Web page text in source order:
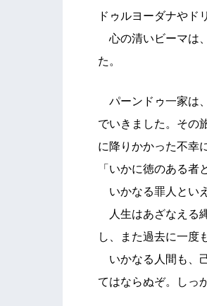
ドゥルヨーダナやド
心の清いビーマは
た。
パーンドゥ一家は
でいきました。その
に降りかかった不幸
「いかに徳のある者
いかなる罪人とい
人生はあざなえる
し、また過去に一度
いかなる人間も、
てはならぬぞ。しっ